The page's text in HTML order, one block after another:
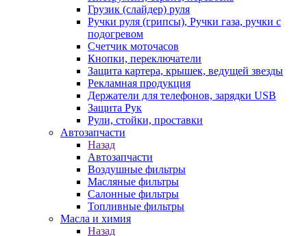
Грузик (слайдер) руля
Ручки руля (грипсы), Ручки газа, ручки с
подогревом
Счетчик моточасов
Кнопки, переключатели
Защита картера, крышек, ведущей звезды
Рекламная продукция
Держатели для телефонов, зарядки USB
Защита Рук
Рули, стойки, проставки
Автозапчасти
Назад
Автозапчасти
Воздушные фильтры
Масляные фильтры
Салонные фильтры
Топливные фильтры
Масла и химия
Назад